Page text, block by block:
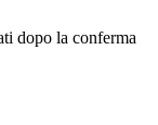
dopo la conferma